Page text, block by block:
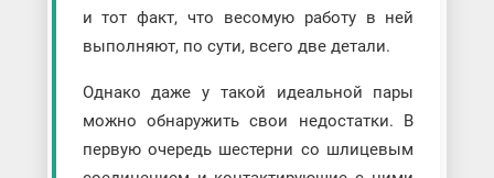
и тот факт, что весомую работу в ней
выполняют, по сути, всего две детали.
Однако даже у такой идеальной пары
можно обнаружить свои недостатки. В
первую очередь шестерни со шлицевым